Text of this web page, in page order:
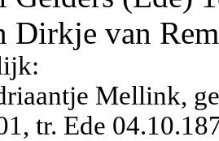
Dirkje van
Mellink,
tr. Ede